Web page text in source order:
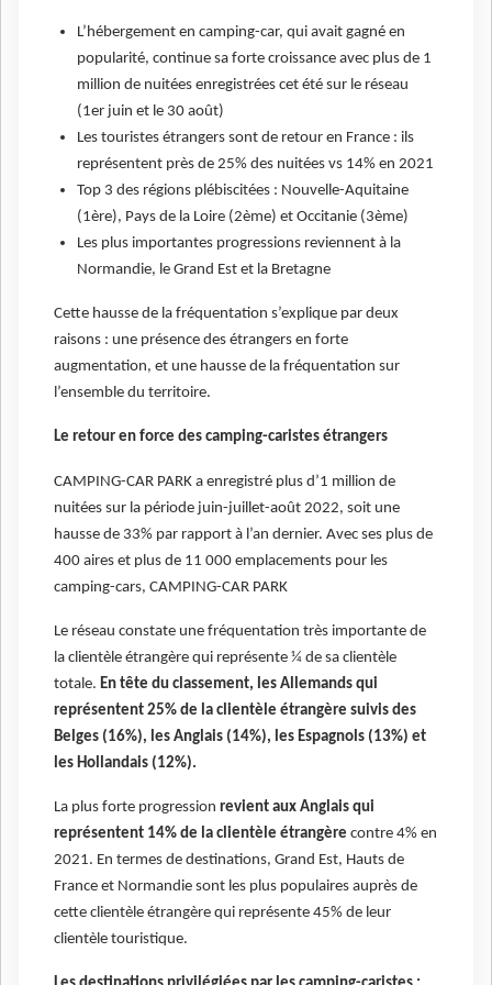
L’hébergement en camping-car, qui avait gagné en
popularité, continue sa forte croissance avec plus de 1
million de nuitées enregistrées cet été sur le réseau
(1er juin et le 30 août)
Les touristes étrangers sont de retour en France : ils
représentent près de 25% des nuitées vs 14% en 2021
Top 3 des régions plébiscitées : Nouvelle-Aquitaine
(1ère), Pays de la Loire (2ème) et Occitanie (3ème)
Les plus importantes progressions reviennent à la
Normandie, le Grand Est et la Bretagne
Cette hausse de la fréquentation s’explique par deux
raisons : une présence des étrangers en forte
augmentation, et une hausse de la fréquentation sur
l’ensemble du territoire.
Le retour en force des camping-caristes étrangers
CAMPING-CAR PARK a enregistré plus d’1 million de
nuitées sur la période juin-juillet-août 2022, soit une
hausse de 33% par rapport à l’an dernier. Avec ses plus de
400 aires et plus de 11 000 emplacements pour les
camping-cars, CAMPING-CAR PARK
Le réseau constate une fréquentation très importante de
la clientèle étrangère qui représente ¼ de sa clientèle
totale. En tête du classement, les Allemands qui
représentent 25% de la clientèle étrangère suivis des
Belges (16%), les Anglais (14%), les Espagnols (13%) et
les Hollandais (12%).
La plus forte progression revient aux Anglais qui
représentent 14% de la clientèle étrangère contre 4% en
2021. En termes de destinations, Grand Est, Hauts de
France et Normandie sont les plus populaires auprès de
cette clientèle étrangère qui représente 45% de leur
clientèle touristique.